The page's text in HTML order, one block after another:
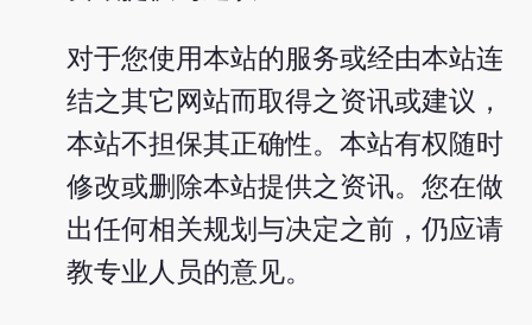
对于您使用本站的服务或经由本站连
结之其它网站而取得之资讯或建议，
本站不担保其正确性。本站有权随时
修改或删除本站提供之资讯。您在做
出任何相关规划与决定之前，仍应请
教专业人员的意见。